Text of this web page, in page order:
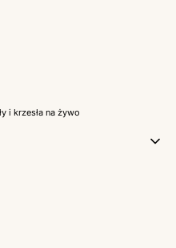
i krzesła na żywo